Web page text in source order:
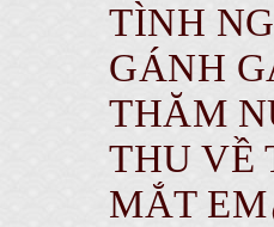
TÌNH
GÁNH
THĂM
THU VỀ
MẮT EM